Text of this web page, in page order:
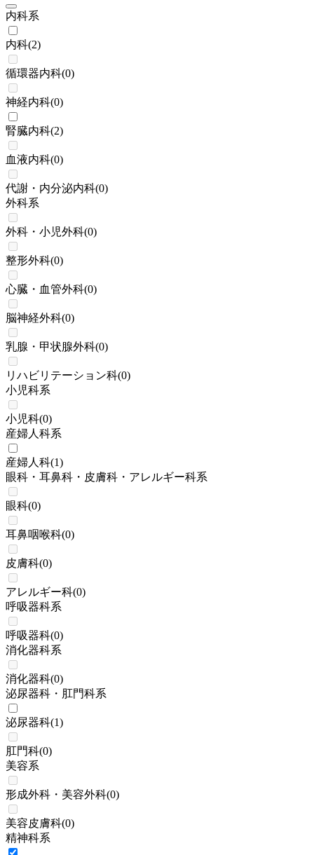
内科系
内科(2)
循環器内科(0)
神経内科(0)
腎臓内科(2)
血液内科(0)
代謝・内分泌内科(0)
外科系
外科・小児外科(0)
整形外科(0)
心臓・血管外科(0)
脳神経外科(0)
乳腺・甲状腺外科(0)
リハビリテーション科(0)
小児科系
小児科(0)
産婦人科系
産婦人科(1)
眼科・耳鼻科・皮膚科・アレルギー科系
眼科(0)
耳鼻咽喉科(0)
皮膚科(0)
アレルギー科(0)
呼吸器科系
呼吸器科(0)
消化器科系
消化器科(0)
泌尿器科・肛門科系
泌尿器科(1)
肛門科(0)
美容系
形成外科・美容外科(0)
美容皮膚科(0)
精神科系